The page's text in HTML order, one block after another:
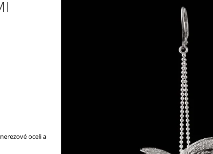
oceli a